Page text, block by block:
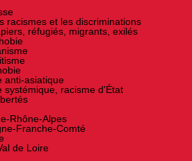
racismes et les discriminations
réfugiés, migrants, exilés
anti-asiatique
systémique, racisme d'État
Rhône-Alpes
Franche-Comté
de Loire